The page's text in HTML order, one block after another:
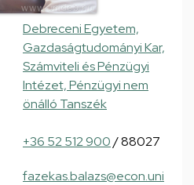
Debreceni Egyetem,
Gazdaságtudományi Kar,
Számviteli és Pénzügyi
Intézet, Pénzügyi nem
önálló Tanszék
+36 52 512 900/ 88027
fazekas.balazs@econ.uni